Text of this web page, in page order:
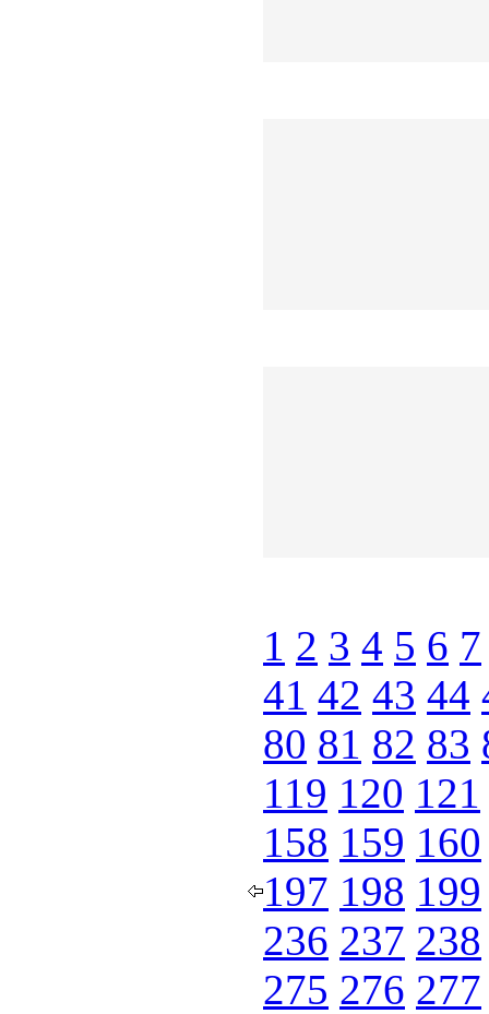
1 2 3 4 5 6 7
41 42 43 44
80 81 82 83
119 120 121
158 159 160
197 198 199
236 237 238
275 276 277